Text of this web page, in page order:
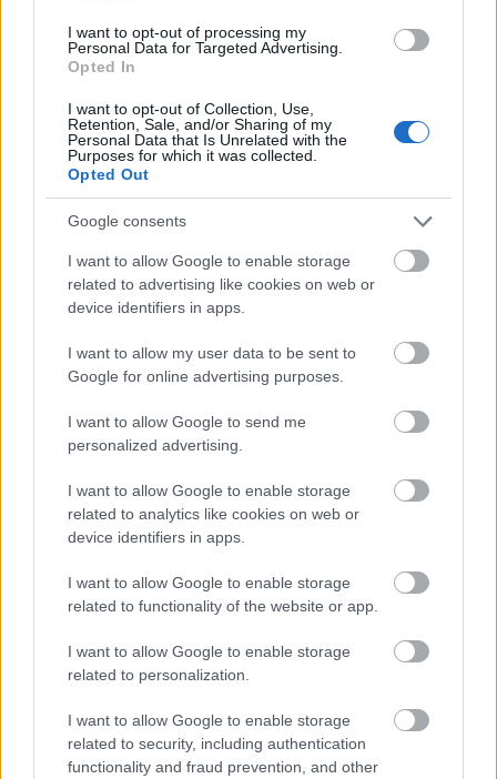
I want to opt-out of processing my
Personal Data for Targeted Advertising.
Opted In
I want to opt-out of Collection, Use,
Retention, Sale, and/or Sharing of my
Personal Data that Is Unrelated with the
Purposes for which it was collected.
Opted Out
Google consents
I want to allow Google to enable storage
related to advertising like cookies on web or
device identifiers in apps.
I want to allow my user data to be sent to
Google for online advertising purposes.
I want to allow Google to send me
personalized advertising.
I want to allow Google to enable storage
related to analytics like cookies on web or
device identifiers in apps.
I want to allow Google to enable storage
related to functionality of the website or app.
I want to allow Google to enable storage
related to personalization.
I want to allow Google to enable storage
related to security, including authentication
functionality and fraud prevention, and other
Forrás:hvg.hu
Amerika Gyász
AZ EMBERSÉG ÜNNEPE
BÉRLETTEL A ZENEAKADÉMIÁRA
NÉPMŰVÉSZET EGÉSZ ÉVBEN!